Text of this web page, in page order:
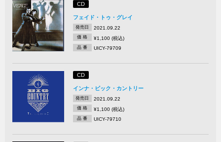
CD
フェイド・トゥ・グレイ
発売日 2021.09.22
価 格 ¥1,100 (税込)
品 番 UICY-79709
CD
インナ・ビック・カントリー
発売日 2021.09.22
価 格 ¥1,100 (税込)
品 番 UICY-79710